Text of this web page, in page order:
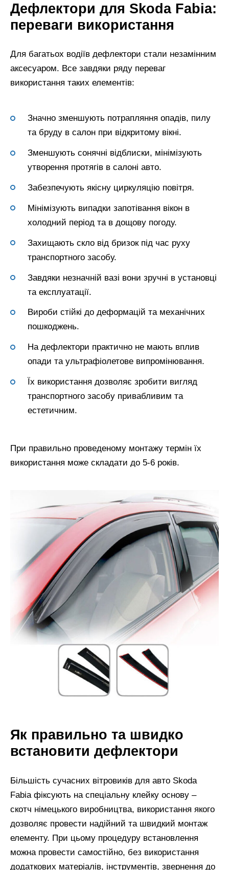
Дефлектори для Skoda Fabia:
переваги використання
Для багатьох водіїв дефлектори стали незамінним
аксесуаром. Все завдяки ряду переваг
використання таких елементів:
Значно зменшують потрапляння опадів, пилу
та бруду в салон при відкритому вікні.
Зменшують сонячні відблиски, мінімізують
утворення протягів в салоні авто.
Забезпечують якісну циркуляцію повітря.
Мінімізують випадки запотівання вікон в
холодний період та в дощову погоду.
Захищають скло від бризок під час руху
транспортного засобу.
Завдяки незначній вазі вони зручні в установці
та експлуатації.
Вироби стійкі до деформацій та механічних
пошкоджень.
На дефлектори практично не мають вплив
опади та ультрафіолетове випромінювання.
Їх використання дозволяє зробити вигляд
транспортного засобу привабливим та
естетичним.
При правильно проведеному монтажу термін їх
використання може складати до 5-6 років.
Як правильно та швидко
встановити дефлектори
Більшість сучасних вітровиків для авто Skoda
Fabia фіксують на спеціальну клейку основу –
скотч німецького виробництва, використання якого
дозволяє провести надійний та швидкий монтаж
елементу. При цьому процедуру встановлення
можна провести самостійно, без використання
додаткових матеріалів, інструментів, звернення до